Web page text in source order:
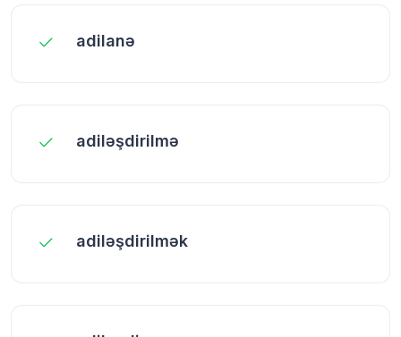
adilanə
adiləşdirilmə
adiləşdirilmək